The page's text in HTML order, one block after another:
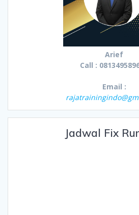
Arief
Call :
Email :
Jadwal Fix